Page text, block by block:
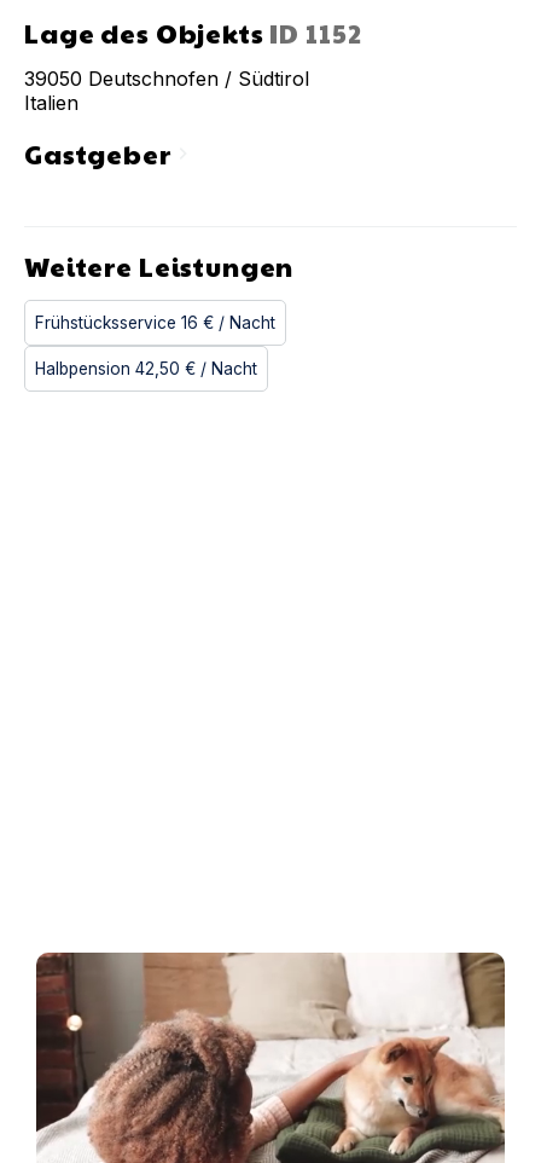
Lage des Objekts ID 1152
39050 Deutschnofen / Südtirol
Italien
Gastgeberchevron_right
Weitere Leistungen
Frühstücksservice 16 € / Nacht
Halbpension 42,50 € / Nacht